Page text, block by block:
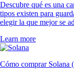
Descubre qué es una
tipos existen para
elegir la que mejor se
Learn more
Cómo comprar Solana